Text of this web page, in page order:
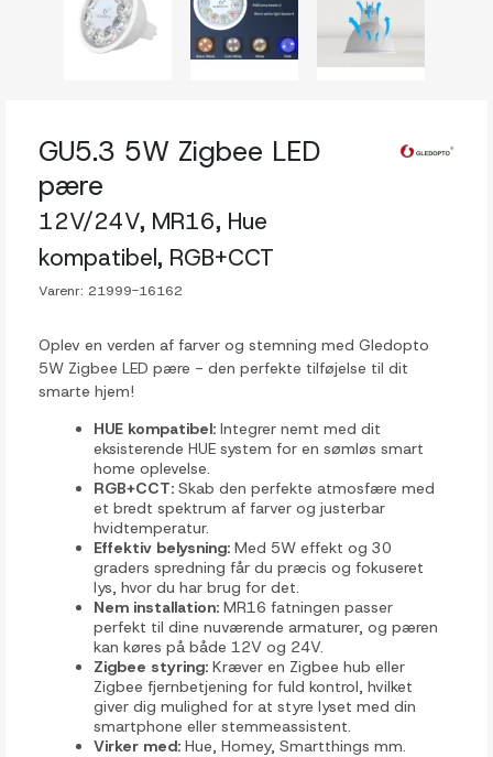
GU5.3 5W Zigbee LED
pære
12V/24V, MR16, Hue
kompatibel, RGB+CCT
Varenr: 21999-16162
Oplev en verden af farver og stemning med Gledopto
5W Zigbee LED pære - den perfekte tilføjelse til dit
smarte hjem!
HUE kompatibel: Integrer nemt med dit
eksisterende HUE system for en sømløs smart
home oplevelse.
RGB+CCT: Skab den perfekte atmosfære med
et bredt spektrum af farver og justerbar
hvidtemperatur.
Effektiv belysning: Med 5W effekt og 30
graders spredning får du præcis og fokuseret
lys, hvor du har brug for det.
Nem installation: MR16 fatningen passer
perfekt til dine nuværende armaturer, og pæren
kan køres på både 12V og 24V.
Zigbee styring: Kræver en Zigbee hub eller
Zigbee fjernbetjening for fuld kontrol, hvilket
giver dig mulighed for at styre lyset med din
smartphone eller stemmeassistent.
Virker med: Hue, Homey, Smartthings mm.